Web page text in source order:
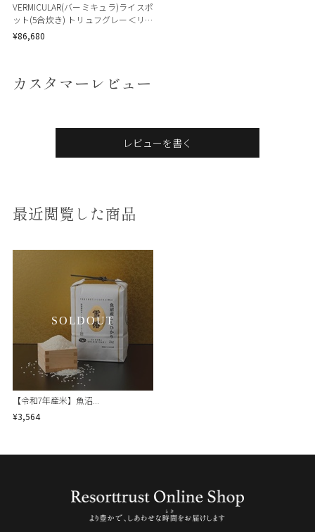
VERMICULAR(バーミキュラ)ライスポ
ット(5合炊き) トリュフグレー＜リゾ
ートトラストセレクション＞
¥86,680
カスタマーレビュー
レビューを書く
最近閲覧した商品
【令和7年産米】魚沼...
¥3,564
SOLDOUT